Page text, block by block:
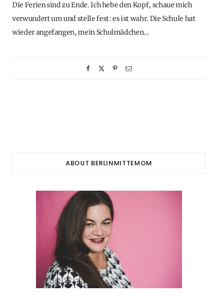
Die Ferien sind zu Ende. Ich hebe den Kopf, schaue mich
verwundert um und stelle fest: es ist wahr. Die Schule hat
wieder angefangen, mein Schulmädchen…
ABOUT BERLINMITTEMOM